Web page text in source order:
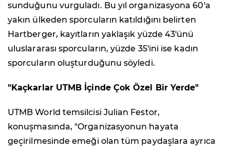
sunduğunu vurguladı. Bu yıl organizasyona 60'a
yakın ülkeden sporcuların katıldığını belirten
Hartberger, kayıtların yaklaşık yüzde 43'ünü
uluslararası sporcuların, yüzde 35'ini ise kadın
sporcuların oluşturduğunu söyledi.
"Kaçkarlar UTMB İçinde Çok Özel Bir Yerde"
UTMB World temsilcisi Julian Festor,
konuşmasında, "Organizasyonun hayata
geçirilmesinde emeği olan tüm paydaşlara ayrıca